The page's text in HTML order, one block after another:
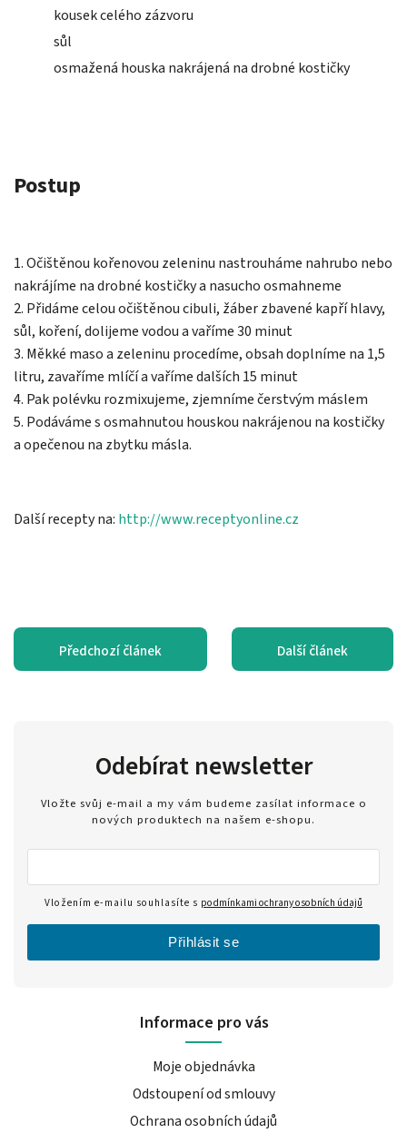
kousek celého zázvoru
sůl
osmažená houska nakrájená na drobné kostičky
Postup
1. Očištěnou kořenovou zeleninu nastrouháme nahrubo nebo
nakrájíme na drobné kostičky a nasucho osmahneme
2. Přidáme celou očištěnou cibuli, žáber zbavené kapří hlavy,
sůl, koření, dolijeme vodou a vaříme 30 minut
3. Měkké maso a zeleninu procedíme, obsah doplníme na 1,5
litru, zavaříme mlíčí a vaříme dalších 15 minut
4. Pak polévku rozmixujeme, zjemníme čerstvým máslem
5. Podáváme s osmahnutou houskou nakrájenou na kostičky
a opečenou na zbytku másla.
Další recepty na: http://www.receptyonline.cz
Předchozí článek Další článek
Informace pro vás
Moje objednávka
Odstoupení od smlouvy
Ochrana osobních údajů
Odebírat newsletter
Vložte svůj e-mail a my vám budeme zasílat informace o
nových produktech na našem e-shopu.
Vložením e-mailu souhlasíte s podmínkami ochrany osobních údajů
Přihlásit se